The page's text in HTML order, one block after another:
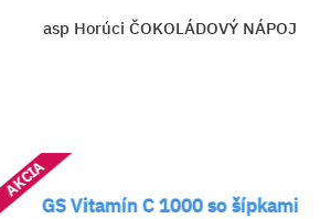
asp Horúci ČOKOLÁDOVÝ NÁPOJ
GS Vitamín C 1000 so šípkami
AKCIA